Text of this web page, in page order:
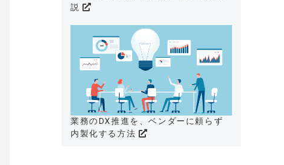
説
業務のDX推進を、ベンダーに頼らず
内製化する方法